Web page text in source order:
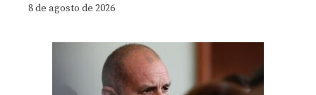
8 de agosto de 2026